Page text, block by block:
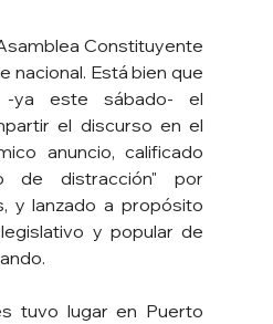
Constituyente
nacional. Está bien que
-ya este sábado- el
el discurso en el
anuncio, calificado
de distracción" por
y lanzado a propósito
y popular de
tuvo lugar en Puerto